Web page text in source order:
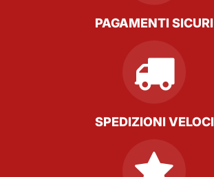
PAGAMENTI SICURI
SPEDIZIONI VELOCI